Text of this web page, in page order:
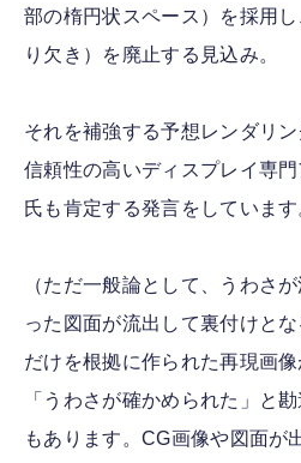
部の楕円状スペース）を採用
り欠き）を廃止する見込み。
それを補強する予想レンダリン
信頼性の高いディスプレイ専
氏も肯定する発言をしています
（ただ一般論として、うわさ
った図面が流出して裏付けと
だけを根拠に作られた再現画
「うわさが確かめられた」と
もあります。CG画像や図面が